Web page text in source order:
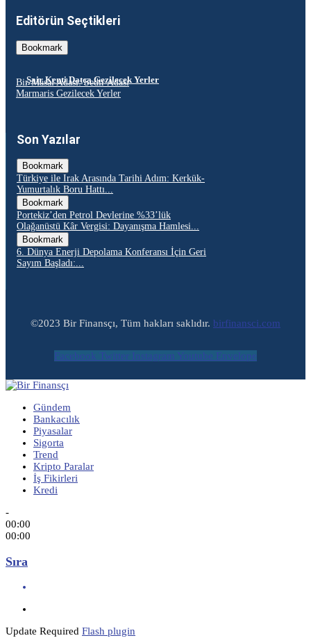
Editörün Seçtikleri
Bookmark
Şair Kenti Datça Gezilecek Yerler
Bir Masal Adası: Sedir Adası
Marmaris Gezilecek Yerler
Son Yazılar
Bookmark
Türkiye ile Irak Arasında Tarihi Adım: Kerkük-
Yumurtalık Boru Hattı...
Bookmark
Portekiz’den Petrol Devlerine %33’lük
Olağanüstü Kâr Vergisi: Dayanışma Hamlesi...
Bookmark
6. Dünya Enerji Depolama Konferansı İçin Geri
Sayım Başladı:...
©2023 Bir Finansçı, Tüm hakları saklıdır. birfinansci.com
Facebook Twitter Instagram Youtube Envelope
Gündem
Bankacılık
Piyasalar
Sigorta
Trend
Kripto Paralar
İş Fikirleri
Kredi
-
00:00
00:00
Sıra
Update Required Flash plugin